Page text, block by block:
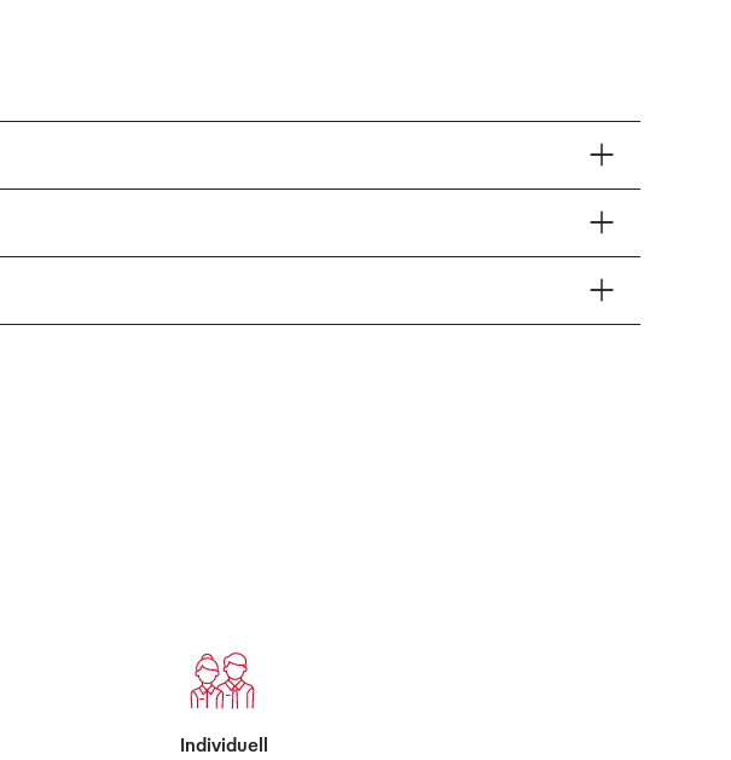
Individuell